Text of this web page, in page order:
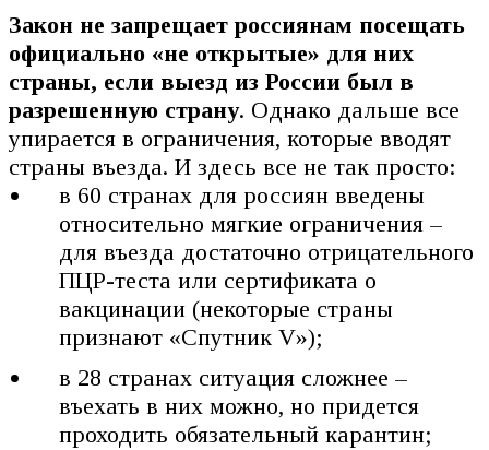
Закон не запрещает россиянам посещать
официально «не открытые» для них
страны, если выезд из России был в
разрешенную страну. Однако дальше все
упирается в ограничения, которые вводят
страны въезда. И здесь все не так просто:
в 60 странах для россиян введены
относительно мягкие ограничения –
для въезда достаточно отрицательного
ПЦР-теста или сертификата о
вакцинации (некоторые страны
признают «Спутник V»);
в 28 странах ситуация сложнее –
въехать в них можно, но придется
проходить обязательный карантин;